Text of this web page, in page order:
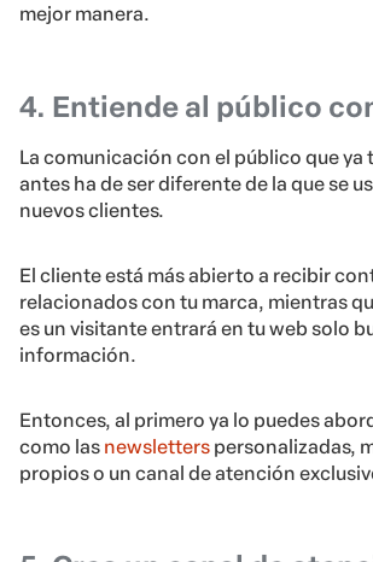
mejor manera.
4. Entiende al público
La comunicación con el público que ya
antes ha de ser diferente de la que se
nuevos clientes.
El cliente está más abierto a recibir
relacionados con tu marca, mientras
es un visitante entrará en tu web solo
información.
Entonces, al primero ya lo puedes
como las newsletters personalizadas,
propios o un canal de atención